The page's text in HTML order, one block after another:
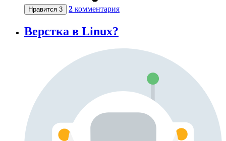
Нравится 3 2 комментария
Верстка в Linux?